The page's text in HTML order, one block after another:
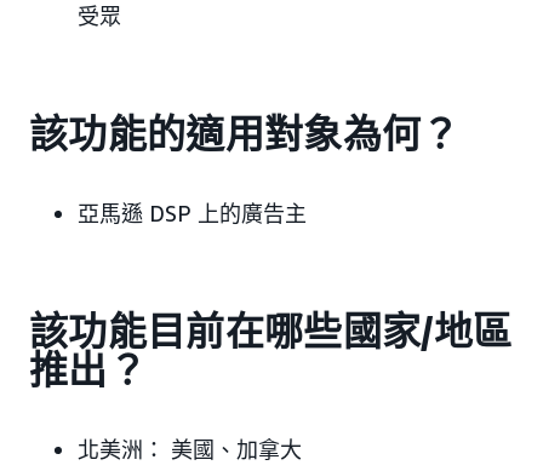
受眾
該功能的適用對象為何？
亞馬遜 DSP 上的廣告主
該功能目前在哪些國家/地區
推出？
北美洲： 美國、加拿大